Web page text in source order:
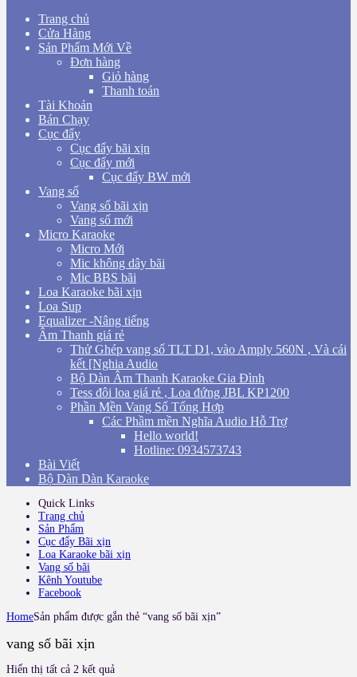
Trang chủ
Cửa Hàng
Sản Phẩm Mới Về
Đơn hàng
Giỏ hàng
Thanh toán
Tài Khoản
Bán Chạy
Cục đẩy
Cục đẩy bãi xịn
Cục đẩy mới
Cục đẩy BW mới
Vang số
Vang số bãi xịn
Vang số mới
Micro Karaoke
Micro Mới
Mic không dây bãi
Mic BBS bãi
Loa Karaoke bãi xịn
Loa Sup
Equalizer -Nâng tiếng
Âm Thanh giá rẻ
Thử Ghép vang số TLT D1, vào Amply 560N , Và cái
kết [Nghia Audio
Bộ Dàn Âm Thanh Karaoke Gia Đình
Tess đôi loa giá rẻ , Loa đứng JBL KP1200
Phần Mền Vang Số Tổng Hợp
Các Phầm mền Nghĩa Audio Hỗ Trợ
Hello world!
Hotline: 0934573743
Bài Viết
Bộ Dàn Dàn Karaoke
Quick Links
Trang chủ
Sản Phẩm
Cục đẩy Bãi xịn
Loa Karaoke bãi xịn
Vang số bãi
Kênh Youtube
Facebook
HomeSản phẩm được gắn thẻ “vang số bãi xịn”
vang số bãi xịn
Hiển thị tất cả 2 kết quả